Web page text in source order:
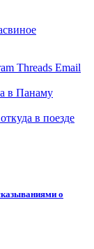
свиное
Threads Email
в Панаму
в поезде
о